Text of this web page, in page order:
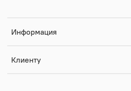
Информация
Клиенту